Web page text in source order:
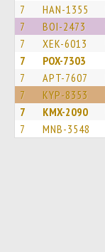
7 HAN-1355
7 BOI-2473
7 XEK-6013
7 POX-7303
7 APT-7607
7 KYP-8353
7 KMX-2090
7 MNB-3548